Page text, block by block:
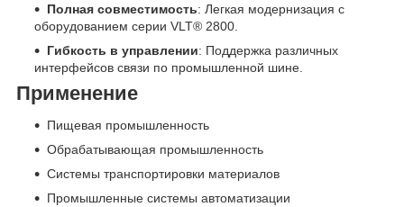
Полная совместимость: Легкая модернизация с
оборудованием серии VLT® 2800.
Гибкость в управлении: Поддержка различных
интерфейсов связи по промышленной шине.
Применение
Пищевая промышленность
Обрабатывающая промышленность
Системы транспортировки материалов
Промышленные системы автоматизации